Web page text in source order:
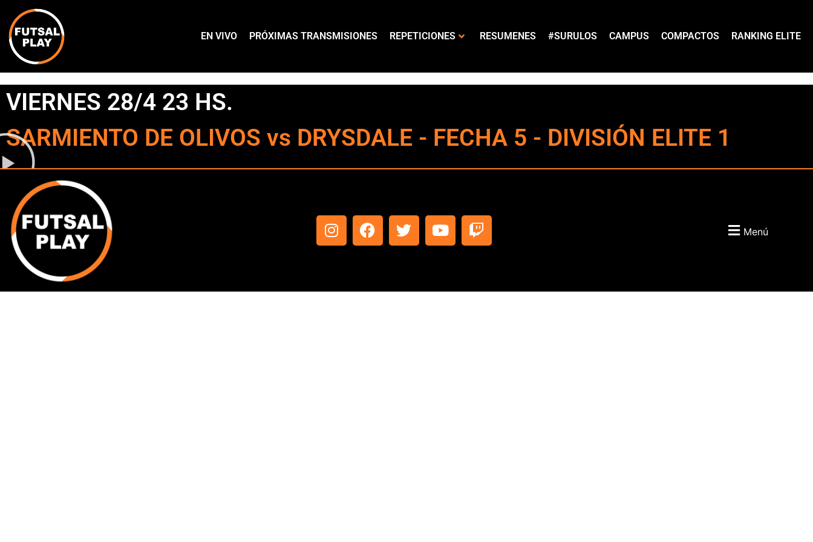
EN VIVO PRÓXIMAS TRANSMISIONES REPETICIONES RESUMENES #SURULOS CAMPUS COMPACTOS RANKING ELITE
VIERNES 28/4 23 HS.
SARMIENTO DE OLIVOS vs DRYSDALE - FECHA 5 - DIVISIÓN ELITE 1
Menú